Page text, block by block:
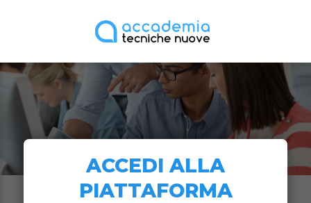
ACCEDI ALLA
PIATTAFORMA